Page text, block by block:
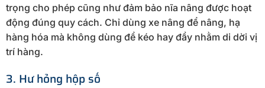
trọng cho phép cũng như đảm bảo nĩa nâng được hoạt
động đúng quy cách. Chỉ dùng xe nâng để nâng, hạ
hàng hóa mà không dùng để kéo hay đẩy nhằm di dời vị
trí hàng.
3. Hư hỏng hộp số